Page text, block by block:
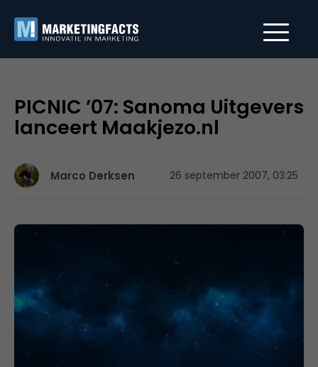
PICNIC ’07: Sanoma Uitgevers
lanceert Maakjezo.nl
Marco Derksen 26 september 2007, 03:25